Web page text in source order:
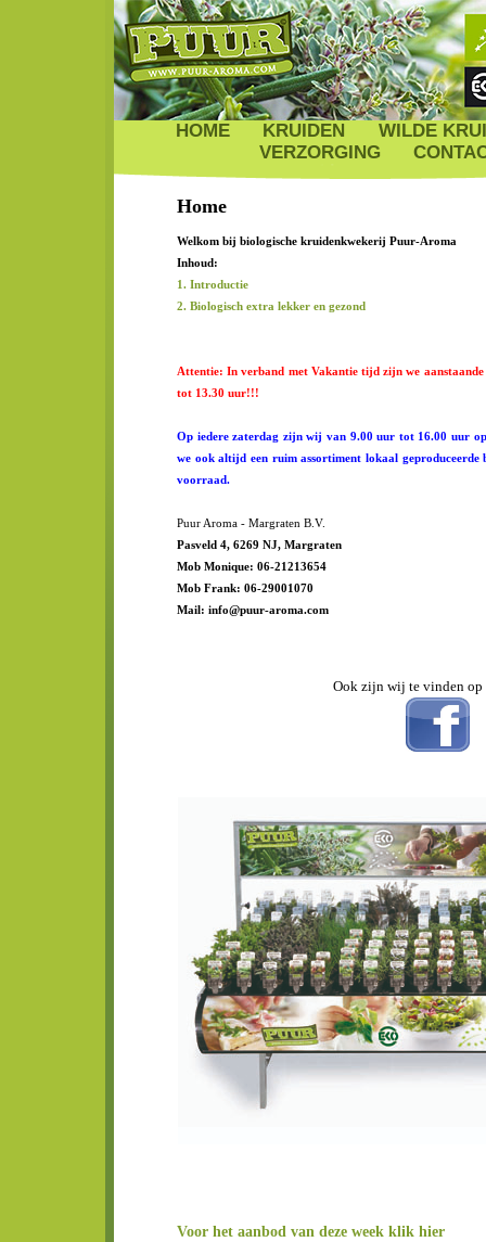
HOME KRUIDEN
WILDE
VERZORGING
Home
Welkom bij biologische kruidenkwekerij Puur-Aroma
Inhoud:
1. Introductie
2. Biologisch extra lekker en gezond
Attentie: In verband met Vakantie tijd zijn we aanstaande
tot 13.30 uur!!!
Op iedere zaterdag zijn wij van 9.00 uur tot 16.00 uur
we ook altijd een ruim assortiment lokaal
voorraad.
Puur Aroma - Margraten B.V.
Pasveld 4, 6269 NJ, Margraten
Mob Monique: 06-21213654
Mob Frank: 06-29001070
Mail: info@puur-aroma.com
Ook zijn wij te vinden op
Voor het aanbod van deze week klik hier